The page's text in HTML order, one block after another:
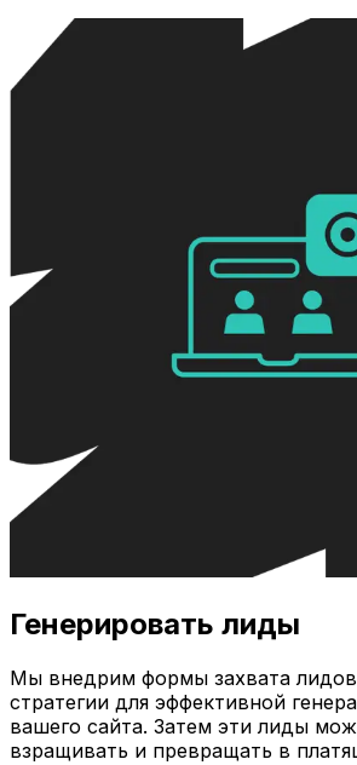
Генерировать лиды
Мы внедрим формы захвата
стратегии для эффективной
вашего сайта. Затем эти лиды
взращивать и превращать в